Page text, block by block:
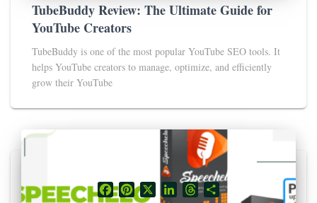
TubeBuddy Review: The Ultimate Guide for
YouTube Creators
TubeBuddy is one of the most popular YouTube SEO tools. It
helps YouTube creators to manage, optimize, and efficiently
grow their YouTube
F
a
P
i
X
L
T
S
h